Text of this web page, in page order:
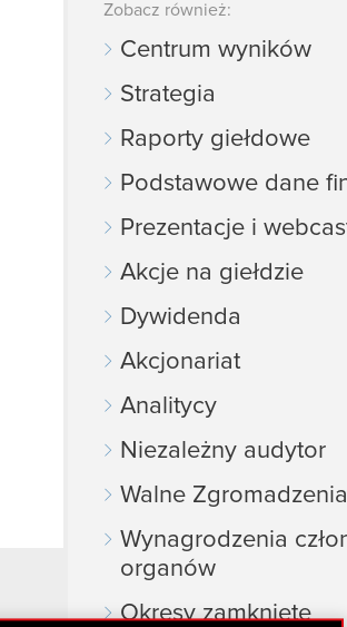
Zobacz również:
Centrum wyników
Strategia
Raporty giełdowe
Podstawowe dane
Prezentacje i
Akcje na giełdzie
Dywidenda
Akcjonariat
Analitycy
Niezależny audytor
Walne Zgromadzenia
Wynagrodzenia
organów
Okresy zamknięte